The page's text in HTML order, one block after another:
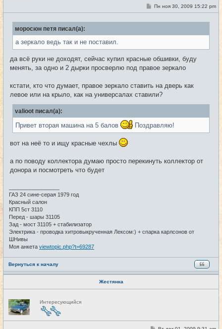
и
#19
С
о
б
е
Пн ноя 30, 2009 15:22 pm
моросюн петя писал(а):
а зеркало ведь так и не поставил.
да всё руки не доходят, сейчас купил красные обшивки, буду
менять, за одно и 2 дырки просверлю под правое зеркало
кстати, кто что думает, правое зеркало ставить на дверь как
левое или на крыло, как на универсалах ставили?
valioot писал(а):
Привет вторая машина на 5 балов Поздравляю!
вот на неё то и ищу красные чехлы
а по поводу коллектора думаю просто перекинуть коллектор от
донора и посмотреть что будет
ГАЗ 24 сине-серая 1979 год
Красный салон
КПП 5ст 3110
Перед - шары 31105
Зад - мост 31105 + стабилизатор
Электрика - проводка хитровыкрученная Лексом:) + спарка карлсонов от
ШНивы
Моя анкета viewtopic.php?t=69287
Вернуться к началу
Жестянка
Н
е
в
с
е
Интересующийся